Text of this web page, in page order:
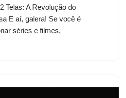
Telas: A Revolução do
E aí, galera! Se você é
séries e filmes,